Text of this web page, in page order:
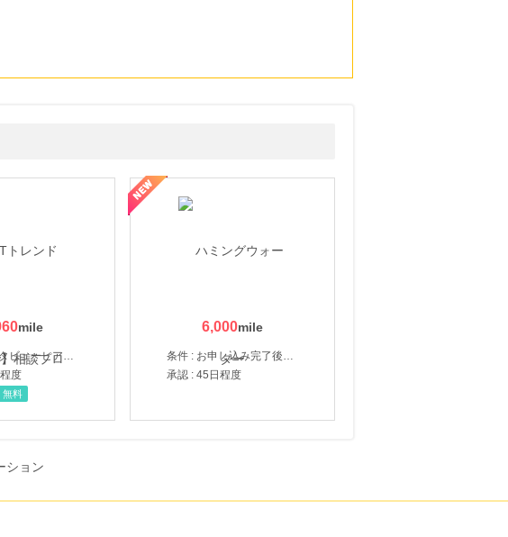
条件 : インタビューヒアリング完了
度
無料
6,000
条件 : お申し込み完了後、決済登録完了と1ヶ月以内のサーバー初回設置。
承認 : 45日程度